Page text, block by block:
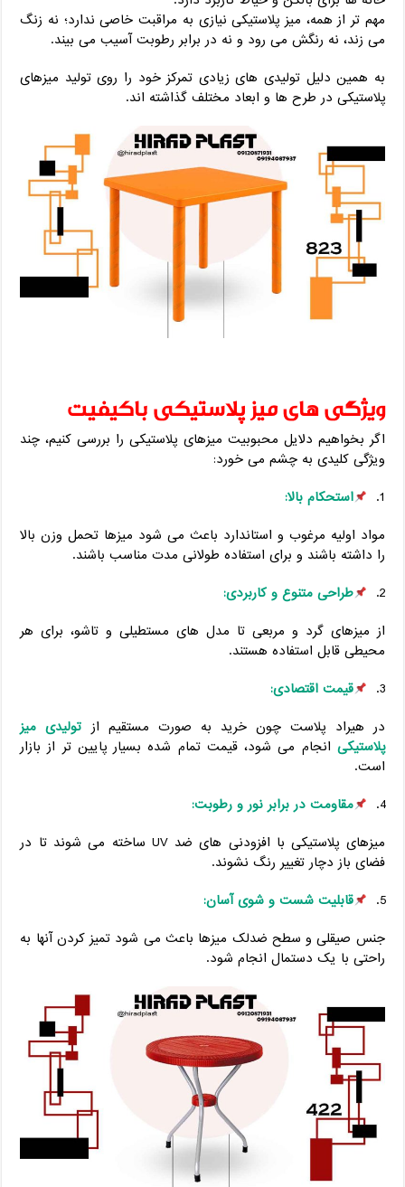
مهم‌ تر از همه، میز پلاستیکی نیازی به مراقبت خاصی ندارد؛ نه زنگ
می‌ زند، نه رنگش می‌ رود و نه در برابر رطوبت آسیب می‌ بیند.
به همین دلیل تولیدی‌ های زیادی تمرکز خود را روی تولید میزهای
پلاستیکی در طرح ‌ها و ابعاد مختلف گذاشته ‌اند.
ویژگی ‌های میز پلاستیکی باکیفیت
اگر بخواهیم دلایل محبوبیت میزهای پلاستیکی را بررسی کنیم، چند
ویژگی کلیدی به چشم می‌ خورد:
استحکام بالا:
مواد اولیه مرغوب و استاندارد باعث می‌ شود میزها تحمل وزن بالا
را داشته باشند و برای استفاده طولانی‌ مدت مناسب باشند.
طراحی متنوع و کاربردی:
از میزهای گرد و مربعی تا مدل ‌های مستطیلی و تاشو، برای هر
محیطی قابل استفاده هستند.
قیمت اقتصادی:
در هیراد پلاست چون خرید به ‌صورت مستقیم از تولیدی میز
پلاستیکی انجام می ‌شود، قیمت تمام‌ شده بسیار پایین‌ تر از بازار
است.
مقاومت در برابر نور و رطوبت:
میزهای پلاستیکی با افزودنی ‌های ضد UV ساخته می ‌شوند تا در
فضای باز دچار تغییر رنگ نشوند.
قابلیت شست‌ و شوی آسان:
جنس صیقلی و سطح ضدلک میزها باعث می ‌شود تمیز کردن آنها به‌
راحتی با یک دستمال انجام شود.